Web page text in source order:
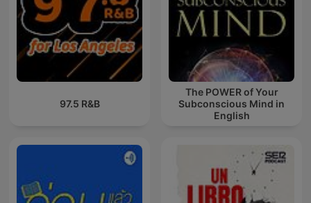
97.5 R&B
The POWER of Your
Subconscious Mind in
English